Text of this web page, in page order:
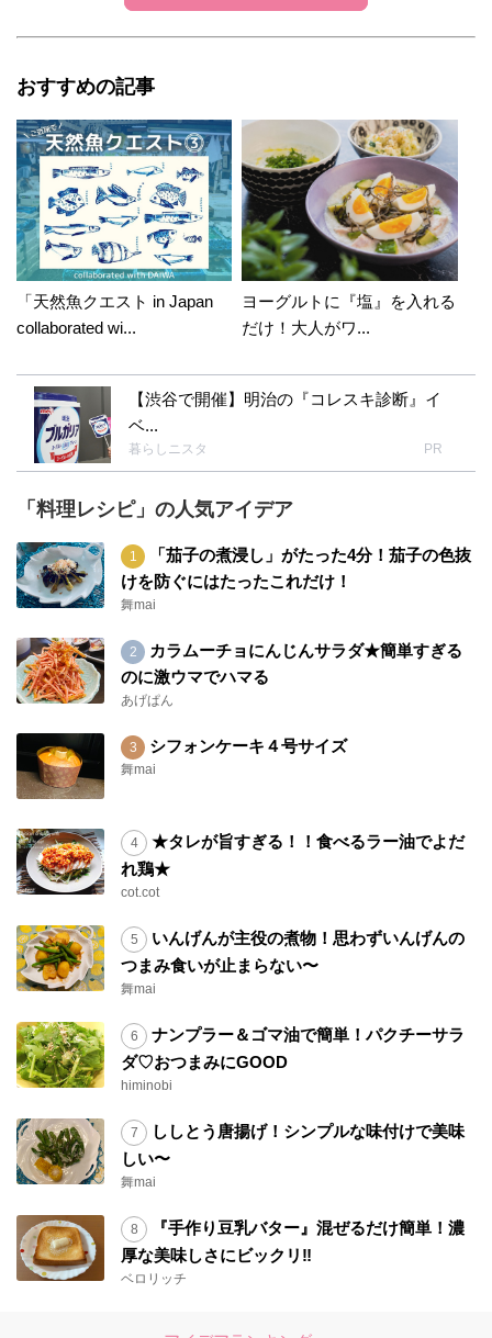
おすすめの記事
「天然魚クエスト in Japan
collaborated wi...
ヨーグルトに『塩』を入れる
だけ！大人がワ...
【渋谷で開催】明治の『コレスキ診断』イ
ベ...
暮らしニスタ PR
「料理レシピ」の人気アイデア
「茄子の煮浸し」がたった4分！茄子の色抜
けを防ぐにはたったこれだけ！
舞mai
カラムーチョにんじんサラダ★簡単すぎる
のに激ウマでハマる
あげぱん
シフォンケーキ４号サイズ
舞mai
★タレが旨すぎる！！食べるラー油でよだ
れ鶏★
cot.cot
いんげんが主役の煮物！思わずいんげんの
つまみ食いが止まらない〜
舞mai
ナンプラー＆ゴマ油で簡単！パクチーサラ
ダ♡おつまみにGOOD
himinobi
ししとう唐揚げ！シンプルな味付けで美味
しい〜
舞mai
『手作り豆乳バター』混ぜるだけ簡単！濃
厚な美味しさにビックリ‼︎
ベロリッチ